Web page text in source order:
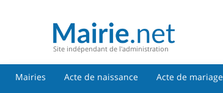
Site indépendant de l'administration
Mairies Acte de naissance Acte de mariage